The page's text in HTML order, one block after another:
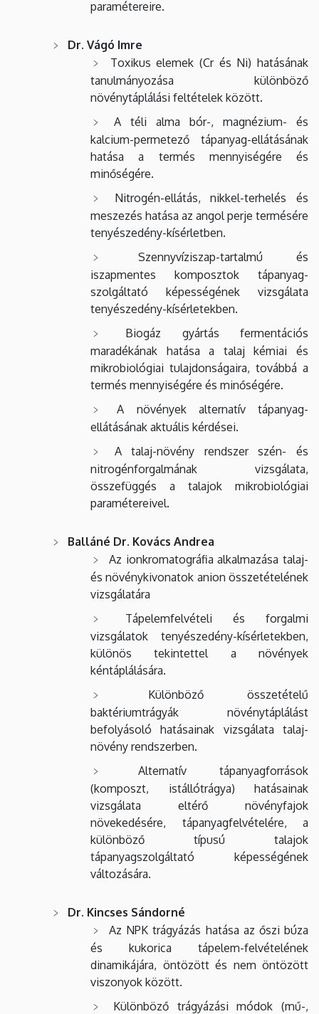
paramétereire.
Dr. Vágó Imre
Toxikus elemek (Cr és Ni) hatásának
tanulmányozása különböző
növénytáplálási feltételek között.
A téli alma bór-, magnézium- és
kalcium-permetező tápanyag-ellátásának
hatása a termés mennyiségére és
minőségére.
Nitrogén-ellátás, nikkel-terhelés és
meszezés hatása az angol perje termésére
tenyészedény-kísérletben.
Szennyvíziszap-tartalmú és
iszapmentes komposztok tápanyag-
szolgáltató képességének vizsgálata
tenyészedény-kísérletekben.
Biogáz gyártás fermentációs
maradékának hatása a talaj kémiai és
mikrobiológiai tulajdonságaira, továbbá a
termés mennyiségére és minőségére.
A növények alternatív tápanyag-
ellátásának aktuális kérdései.
A talaj-növény rendszer szén- és
nitrogénforgalmának vizsgálata,
összefüggés a talajok mikrobiológiai
paramétereivel.
Balláné Dr. Kovács Andrea
Az ionkromatográfia alkalmazása talaj-
és növénykivonatok anion összetételének
vizsgálatára
Tápelemfelvételi és forgalmi
vizsgálatok tenyészedény-kísérletekben,
különös tekintettel a növények
kéntáplálására.
Különböző összetételű
baktériumtrágyák növénytáplálást
befolyásoló hatásainak vizsgálata talaj-
növény rendszerben.
Alternatív tápanyagforrások
(komposzt, istállótrágya) hatásainak
vizsgálata eltérő növényfajok
növekedésére, tápanyagfelvételére, a
különböző típusú talajok
tápanyagszolgáltató képességének
változására.
Dr. Kincses Sándorné
Az NPK trágyázás hatása az őszi búza
és kukorica tápelem-felvételének
dinamikájára, öntözött és nem öntözött
viszonyok között.
Különböző trágyázási módok (mű-,